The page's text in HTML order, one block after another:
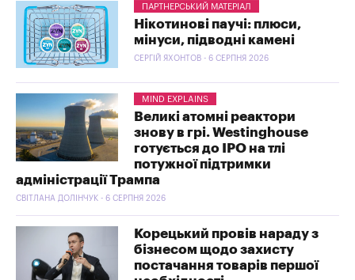
ПАРТНЕРСЬКИЙ МАТЕРІАЛ
Нікотинові паучі: плюси,
мінуси, підводні камені
СЕРГІЙ ЯХОНТОВ - 6 СЕРПНЯ 2026
MIND EXPLAINS
Великі атомні реактори
знову в грі. Westinghouse
готується до IPO на тлі
потужної підтримки
адміністрації Трампа
СВІТЛАНА ДОЛІНЧУК - 6 СЕРПНЯ 2026
Корецький провів нараду з
бізнесом щодо захисту
постачання товарів першої